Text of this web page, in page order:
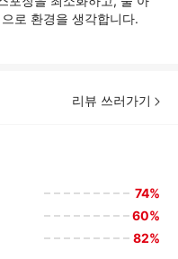
로 환경을 생각합니다.
리뷰 쓰러가기
74%
60%
82%